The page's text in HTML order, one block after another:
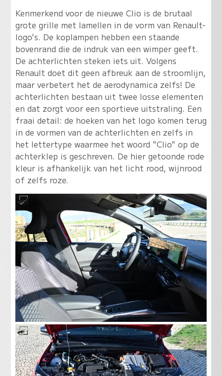
Kenmerkend voor de nieuwe Clio is de brutaal
grote grille met lamellen in de vorm van Renault-
logo's. De koplampen hebben een staande
bovenrand die de indruk van een wimper geeft.
De achterlichten steken iets uit. Volgens
Renault doet dit geen afbreuk aan de stroomlijn,
maar verbetert het de aerodynamica zelfs! De
achterlichten bestaan uit twee losse elementen
en dat zorgt voor een sportieve uitstraling. Een
fraai detail: de hoeken van het logo komen terug
in de vormen van de achterlichten en zelfs in
het lettertype waarmee het woord "Clio" op de
achterklep is geschreven. De hier getoonde rode
kleur is afhankelijk van het licht rood, wijnrood
of zelfs roze.